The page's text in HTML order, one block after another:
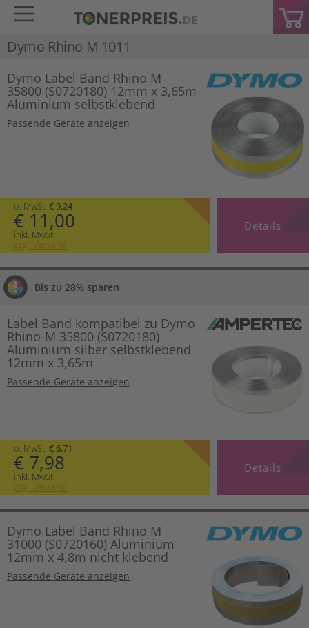
Dymo Rhino M 1011
Dymo Label Band Rhino M
35800 (S0720180) 12mm x 3,65m
Aluminium selbstklebend
Passende Geräte anzeigen
o. MwSt. € 9,24
€ 11,00
inkl. MwSt.
zzgl. Versand
Details
Bis zu 28% sparen
Label Band kompatibel zu Dymo
Rhino-M 35800 (S0720180)
Aluminium silber selbstklebend
12mm x 3,65m
Passende Geräte anzeigen
o. MwSt. € 6,71
€ 7,98
inkl. MwSt.
zzgl. Versand
Details
Dymo Label Band Rhino M
31000 (S0720160) Aluminium
12mm x 4,8m nicht klebend
Passende Geräte anzeigen